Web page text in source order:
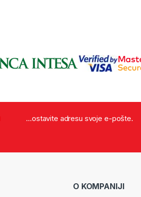
...ostavite adresu svoje e-pošte.
O KOMPANIJI